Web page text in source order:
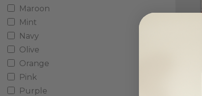
Maroon
Mint
Navy
Olive
Orange
Pink
Purple